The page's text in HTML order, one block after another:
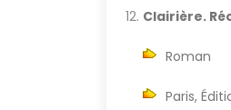
Clairière.
Roman
Paris,